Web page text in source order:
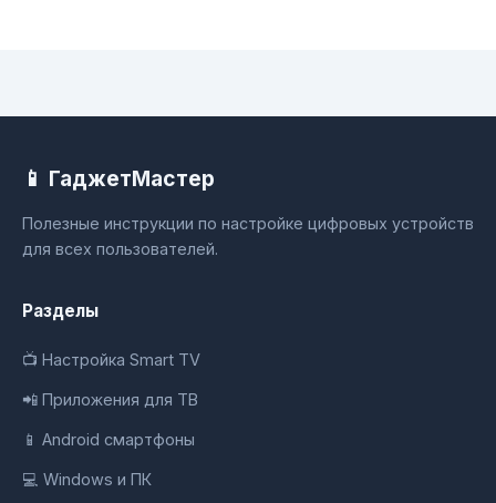
📱 ГаджетМастер
Полезные инструкции по настройке цифровых устройств
для всех пользователей.
Разделы
📺 Настройка Smart TV
📲 Приложения для ТВ
📱 Android смартфоны
💻 Windows и ПК